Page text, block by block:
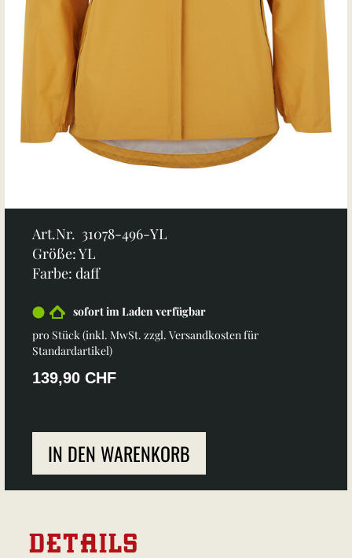
Art.Nr. 31078-496-YL
Größe: YL
Farbe: daff
sofort im Laden verfügbar
pro Stück (inkl. MwSt. zzgl. Versandkosten für
Standardartikel)
139,90 CHF
IN DEN WARENKORB
DETAILS